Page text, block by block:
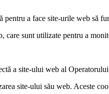
pentru a face site-urile web să
sunt utilizate pentru a
a site-ului web al
site-ului său web. Aceste